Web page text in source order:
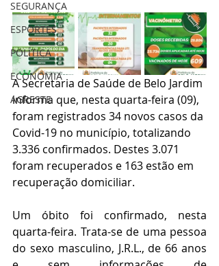
SEGURANÇA
ESPORTES
POLÍTICA
ECONOMIA
AGRESTE
A Secretaria de Saúde de Belo Jardim
informa que, nesta quarta-feira (09),
foram registrados 34 novos casos da
Covid-19 no município, totalizando
3.336 confirmados. Destes 3.071
foram recuperados e 163 estão em
recuperação domiciliar.
Um óbito foi confirmado, nesta
quarta-feira. Trata-se de uma pessoa
do sexo masculino, J.R.L., de 66 anos